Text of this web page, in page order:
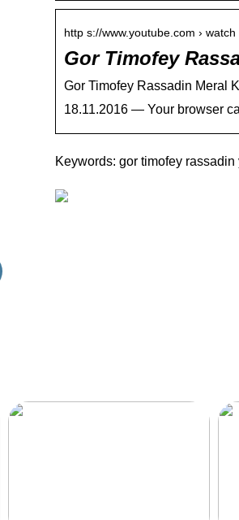
http s://www.youtube.com › watch
Gor Timofey
Gor Timofey Rassadin Meral
18.11.2016 — Your browser
Keywords: gor timofey rassadin